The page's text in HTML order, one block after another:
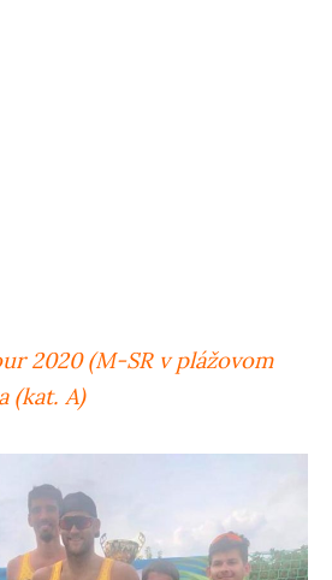
2020 (M-SR v plážovom
(kat. A)